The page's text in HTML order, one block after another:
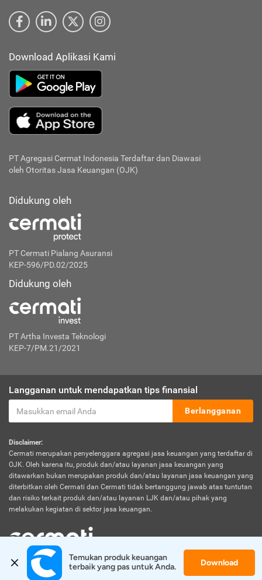
Download Aplikasi Kami
PT Agregasi Cermat Indonesia Terdaftar dan Diawasi
oleh Otoritas Jasa Keuangan (OJK)
Didukung oleh
PT Cermati Pialang Asuransi
KEP-596/PD.02/2025
Didukung oleh
PT Artha Investa Teknologi
KEP-7/PM.21/2021
Langganan untuk mendapatkan tips finansial
Berlangganan
Disclaimer:
Cermati merupakan penyelenggara agregasi jasa keuangan yang terdaftar di
OJK. Oleh karena itu, produk dan/atau layanan jasa keuangan yang
ditawarkan bukan merupakan produk dan/atau layanan jasa keuangan yang
diterbitkan oleh Cermati dan Cermati tidak bertanggung jawab atas tuntutan
dan risiko terkait produk dan/atau layanan LJK dan/atau pihak yang
melakukan kegiatan di sektor jasa keuangan.
© 2026 Cermati. All Rights Reserved.
Temukan produk keuangan
terbaik yang pas untuk Anda.
Download